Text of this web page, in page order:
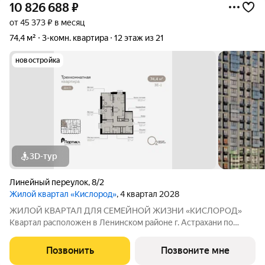
10 826 688₽
от 45 373 ₽ в месяц
74,4 м²
3-комн. квартира 12 этаж из 21
новостройка
3D-тур
Линейный переулок,8/2
Жилой квартал «Кислород», 4 квартал 2028
ЖИЛОЙ КВАРТАЛ ДЛЯ СЕМЕЙНОЙ ЖИЗНИ «КИСЛОРОД»
Квартал расположен в Ленинском районе г. Астрахани по
«Кислорода» сдается в III квартале 2026 года. Масштаб
проекта можно оценить уже сейчас в отделе продаж,
Позвонить Позвоните мне